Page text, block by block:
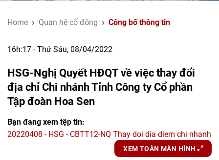
Home Quan hệ cổ đông Công bố thông tin
16h:17 - Thứ Sáu, 08/04/2022
HSG-Nghị Quyết HĐQT về việc thay đổi
địa chỉ Chi nhánh Tỉnh Công ty Cổ phần
Tập đoàn Hoa Sen
Bạn đang xem tệp tin:
20220408 - HSG - CBTT12-NQ Thay doi dia diem chi nhanh
XEM TOÀN MÀN HÌNH